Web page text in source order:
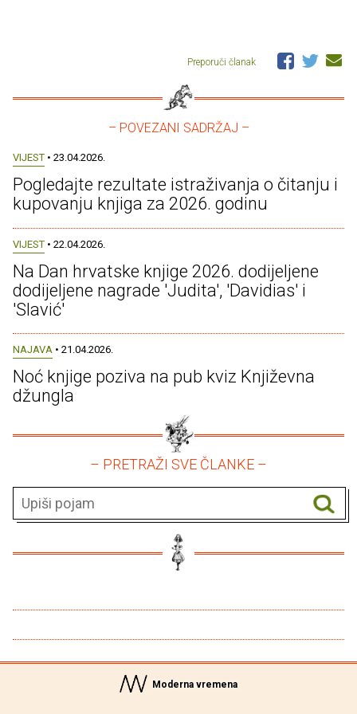
Preporuči članak
– POVEZANI SADRŽAJ –
VIJEST • 23.04.2026.
Pogledajte rezultate istraživanja o čitanju i
kupovanju knjiga za 2026. godinu
VIJEST • 22.04.2026.
Na Dan hrvatske knjige 2026. dodijeljene
dodijeljene nagrade 'Judita', 'Davidias' i
'Slavić'
NAJAVA • 21.04.2026.
Noć knjige poziva na pub kviz Književna
džungla
– PRETRAŽI SVE ČLANKE –
Moderna vremena